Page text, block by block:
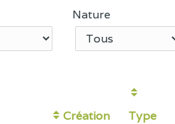
Nature
Création Type